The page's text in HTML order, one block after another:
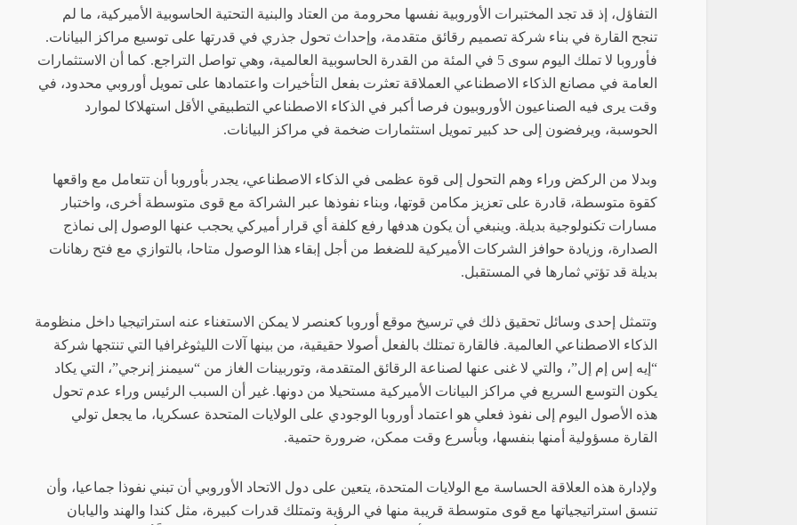
التفاؤل، إذ قد تجد المختبرات الأوروبية نفسها محرومة من العتاد والبنية التحتية الحاسوبية الأميركية، ما لم
تنجح القارة في بناء شركة تصميم رقائق متقدمة، وإحداث تحول جذري في قدرتها على توسيع مراكز البيانات.
فأوروبا لا تملك اليوم سوى 5 في المئة من القدرة الحاسوبية العالمية، وهي تواصل التراجع. كما أن الاستثمارات
العامة في مصانع الذكاء الاصطناعي العملاقة تعثرت بفعل التأخيرات واعتمادها على تمويل أوروبي محدود، في
وقت يرى فيه الصناعيون الأوروبيون فرصا أكبر في الذكاء الاصطناعي التطبيقي الأقل استهلاكا لموارد
الحوسبة، ويرفضون إلى حد كبير تمويل استثمارات ضخمة في مراكز البيانات.
وبدلا من الركض وراء وهم التحول إلى قوة عظمى في الذكاء الاصطناعي، يجدر بأوروبا أن تتعامل مع واقعها
كقوة متوسطة، قادرة على تعزيز مكامن قوتها، وبناء نفوذها عبر الشراكة مع قوى متوسطة أخرى، واختبار
مسارات تكنولوجية بديلة. وينبغي أن يكون هدفها رفع كلفة أي قرار أميركي يحجب عنها الوصول إلى نماذج
الصدارة، وزيادة حوافز الشركات الأميركية للضغط من أجل إبقاء هذا الوصول متاحا، بالتوازي مع فتح رهانات
بديلة قد تؤتي ثمارها في المستقبل.
وتتمثل إحدى وسائل تحقيق ذلك في ترسيخ موقع أوروبا كعنصر لا يمكن الاستغناء عنه استراتيجيا داخل منظومة
الذكاء الاصطناعي العالمية. فالقارة تمتلك بالفعل أصولا حقيقية، من بينها آلات الليثوغرافيا التي تنتجها شركة
“إيه إس إم إل”، والتي لا غنى عنها لصناعة الرقائق المتقدمة، وتوربينات الغاز من “سيمنز إنرجي”، التي يكاد
يكون التوسع السريع في مراكز البيانات الأميركية مستحيلا من دونها. غير أن السبب الرئيس وراء عدم تحول
هذه الأصول اليوم إلى نفوذ فعلي هو اعتماد أوروبا الوجودي على الولايات المتحدة عسكريا، ما يجعل تولي
القارة مسؤولية أمنها بنفسها، وبأسرع وقت ممكن، ضرورة حتمية.
ولإدارة هذه العلاقة الحساسة مع الولايات المتحدة، يتعين على دول الاتحاد الأوروبي أن تبني نفوذا جماعيا، وأن
تنسق استراتيجياتها مع قوى متوسطة قريبة منها في الرؤية وتمتلك قدرات كبيرة، مثل كندا والهند واليابان